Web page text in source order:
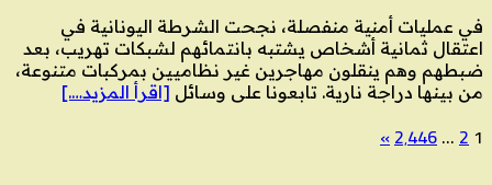
في عمليات أمنية منفصلة، نجحت الشرطة اليونانية في
اعتقال ثمانية أشخاص يشتبه بانتمائهم لشبكات تهريب، بعد
ضبطهم وهم ينقلون مهاجرين غير نظاميين بمركبات متنوعة،
من بينها دراجة نارية. تابعونا على وسائل [اقرأ المزيد….]
1
2
…2٬446»